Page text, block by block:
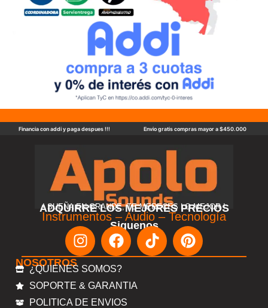
Financia con addi y paga despues !!! Envio gratis compras mayor a $450.000
ADQUIRRE LOS MEJORES PRECIOS
! SUEÑA EN GRANDE, TE MERECES LO MEJOR !
Instrumentos – Audio – Tecnología
Siguenos
NOSOTROS
¿QUIENES SOMOS?
SOPORTE & GARANTIA
POLITICA DE ENVIOS